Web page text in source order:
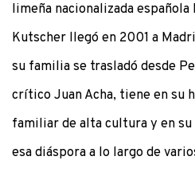
limeña nacionalizada española
Kutscher llegó en 2001 a
su familia se trasladó desde
crítico Juan Acha, tiene en su
familiar de alta cultura y en
esa diáspora a lo largo de